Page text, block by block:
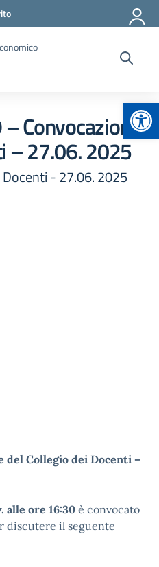
Convocazione
– 27.06. 2025
- 27.06. 2025
del Collegio dei Docenti –
ore 16:30 è convocato
discutere il seguente